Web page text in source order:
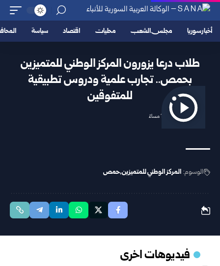
أخبار سوريا مجلس الشعب محليات اقتصاد سياسة
طلاب درعا يزورون المركز الوطني للمتميزين
بحمص.. تجارب علمية ودروس تطبيقية
للمتفوقين
2026/04/18 1:52 مساءً
الوسوم: المركز الوطني للمتميزين حمص
فيديوهات اخرى